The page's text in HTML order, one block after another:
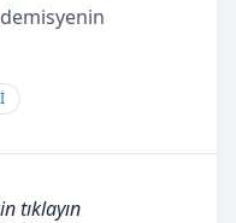
tıklayın